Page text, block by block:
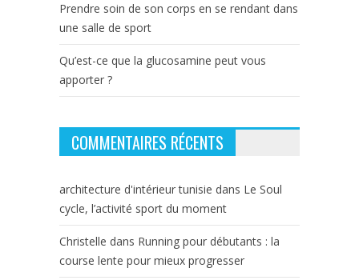
Prendre soin de son corps en se rendant dans
une salle de sport
Qu’est-ce que la glucosamine peut vous
apporter ?
COMMENTAIRES RÉCENTS
architecture d'intérieur tunisie dans Le Soul
cycle, l’activité sport du moment
Christelle dans Running pour débutants : la
course lente pour mieux progresser